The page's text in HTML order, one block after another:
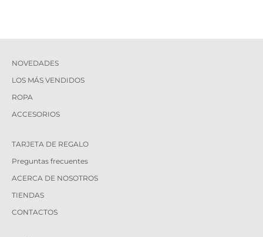
NOVEDADES
LOS MÁS VENDIDOS
ROPA
ACCESORIOS
TARJETA DE REGALO
Preguntas frecuentes
ACERCA DE NOSOTROS
TIENDAS
CONTACTOS